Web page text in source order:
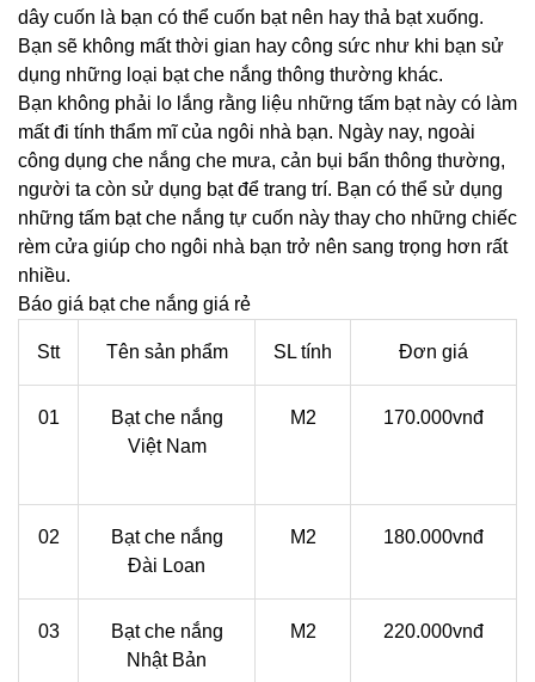
dây cuốn là bạn có thể cuốn bạt nên hay thả bạt xuống.
Bạn sẽ không mất thời gian hay công sức như khi bạn sử
dụng những loại bạt che nắng thông thường khác.
Bạn không phải lo lắng rằng liệu những tấm bạt này có làm
mất đi tính thẩm mĩ của ngôi nhà bạn. Ngày nay, ngoài
công dụng che nắng che mưa, cản bụi bẩn thông thường,
người ta còn sử dụng bạt để trang trí. Bạn có thể sử dụng
những tấm bạt che nắng tự cuốn này thay cho những chiếc
rèm cửa giúp cho ngôi nhà bạn trở nên sang trọng hơn rất
nhiều.
Báo giá bạt che nắng giá rẻ
Stt Tên sản phẩm SL tính Đơn giá
01
Bạt che nắng
Việt Nam
M2 170.000vnđ
02
Bạt che nắng
Đài Loan
M2 180.000vnđ
03
Bạt che nắng
Nhật Bản
M2 220.000vnđ